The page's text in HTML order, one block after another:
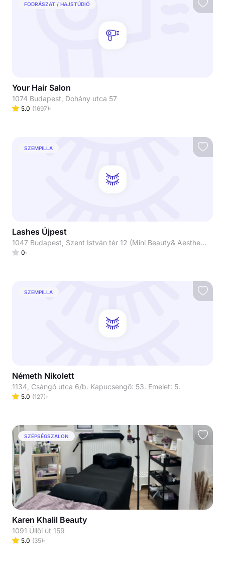
FODRÁSZAT / HAJSTÚDIÓ
Your Hair Salon
1074 Budapest, Dohány utca 57
5.0 (1697)
SZEMPILLA
Lashes Újpest
1047 Budapest, Szent István tér 12 (Mini Beauty& Aesthetic)
0
SZEMPILLA
Németh Nikolett
1134, Csángó utca 6/b. Kapucsengő: 53. Emelet: 5.
5.0 (127)
SZÉPSÉGSZALON
Karen Khalil Beauty
1091 Üllői út 159
5.0 (35)